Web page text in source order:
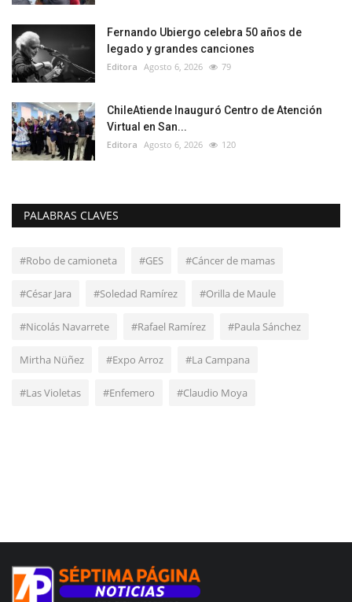
Fernando Ubiergo celebra 50 años de
legado y grandes canciones
Editora Agosto 6, 2026 79
ChileAtiende Inauguró Centro de Atención
Virtual en San...
Editora Agosto 6, 2026 120
PALABRAS CLAVES
#Robo de camioneta #GES #Cáncer de mamas
#César Jara #Soledad Ramírez #Orilla de Maule
#Nicolás Navarrete #Rafael Ramírez #Paula Sánchez
Mirtha Nüñez #Expo Arroz #La Campana
#Las Violetas #Enfemero #Claudio Moya